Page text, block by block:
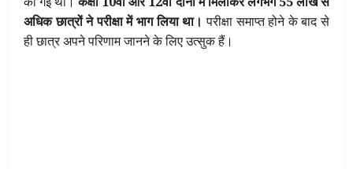
अधिक छात्रों ने परीक्षा में भाग लिया था। परीक्षा समाप्त होने के बाद से
ही छात्र अपने परिणाम जानने के लिए उत्सुक हैं।